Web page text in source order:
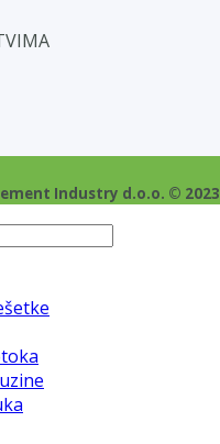
Industry d.o.o. © 2023